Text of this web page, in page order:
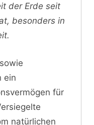
der Erde seit
besonders in
ein
für
natürlichen